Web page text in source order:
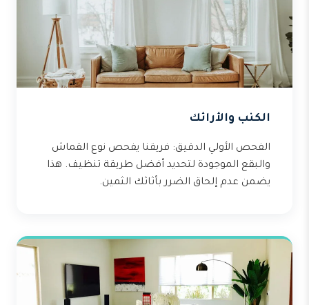
الكنب والأرائك
الفحص الأولي الدقيق: فريقنا يفحص نوع القماش
والبقع الموجودة لتحديد أفضل طريقة تنظيف. هذا
يضمن عدم إلحاق الضرر بأثاثك الثمين.